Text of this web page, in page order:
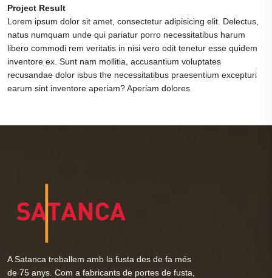
Project Result
Lorem ipsum dolor sit amet, consectetur adipisicing elit. Delectus,
natus numquam unde qui pariatur porro necessitatibus harum
libero commodi rem veritatis in nisi vero odit tenetur esse quidem
inventore ex. Sunt nam mollitia, accusantium voluptates
recusandae dolor isbus the necessitatibus praesentium excepturi
earum sint inventore aperiam? Aperiam dolores
A Satanca treballem amb la fusta des de fa més
de 75 anys. Com a fabricants de portes de fusta,